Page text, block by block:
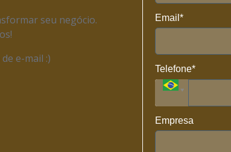
seu negócio.
e-mail :)
Email*
Telefone*
Empresa